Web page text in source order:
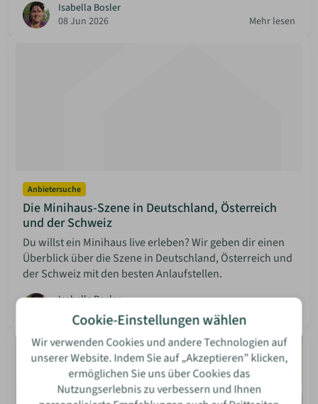
Isabella Bosler
08 Jun 2026
Mehr lesen
Anbietersuche
Die Minihaus-Szene in Deutschland, Österreich
und der Schweiz
Du willst ein Minihaus live erleben? Wir geben dir einen
Überblick über die Szene in Deutschland, Österreich und
der Schweiz mit den besten Anlaufstellen.
Isabella Bosler
08 Jun 2026
Cookie-Einstellungen wählen
Wir verwenden Cookies und andere Technologien auf
unserer Website. Indem Sie auf „Akzeptieren” klicken,
ermöglichen Sie uns über Cookies das
Nutzungserlebnis zu verbessern und Ihnen